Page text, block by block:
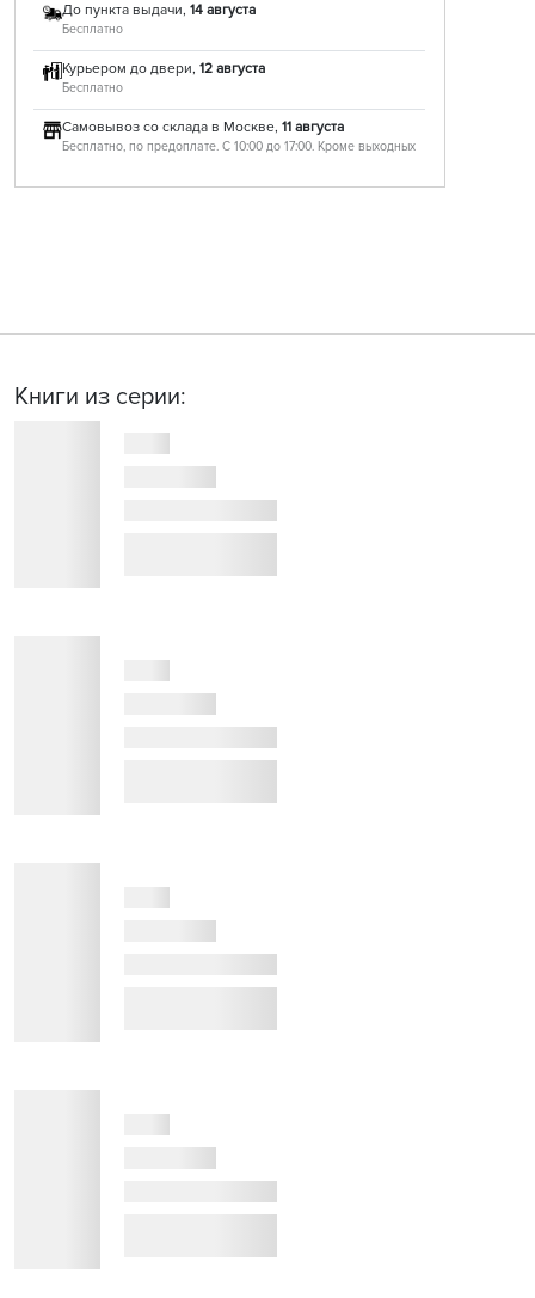
До пункта выдачи, 14 августа
Бесплатно
Курьером до двери, 12 августа
Бесплатно
Самовывоз со склада в Москве, 11 августа
Бесплатно, по предоплате. С 10:00 до 17:00. Кроме выходных
Книги из серии: